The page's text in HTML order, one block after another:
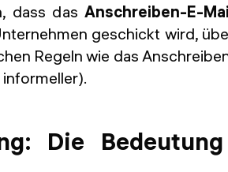
dass dasAnschreiben-E-
geschickt wird,
Regeln wie das
informeller).
Die